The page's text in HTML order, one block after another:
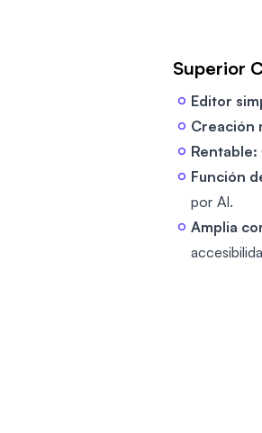
Superior
Editor
Creación
Rentable:
Función
por AI.
Amplia